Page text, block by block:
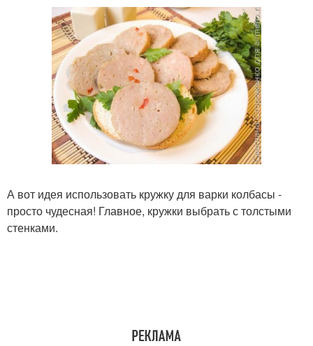
А вот идея использовать кружку для варки колбасы -
просто чудесная! Главное, кружки выбрать с толстыми
стенками.